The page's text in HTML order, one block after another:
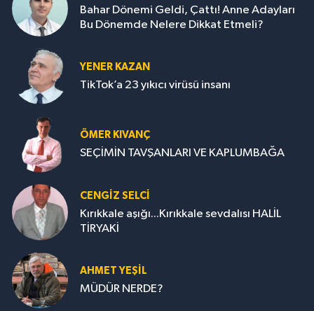
Bahar Dönemi Geldi, Çattı! Anne Adayları
Bu Dönemde Nelere Dikkat Etmeli?
YENER KAZAN
TikTok’a 23 yıkıcı virüsü insanı
ÖMER KIVANÇ
SEÇİMİN TAVŞANLARI VE KAPLUMBAĞA
CENGİZ SELCİ
Kırıkkale aşığı...Kırıkkale sevdalısı HALİL
TİRYAKİ
AHMET YEŞİL
MÜDÜR NERDE?